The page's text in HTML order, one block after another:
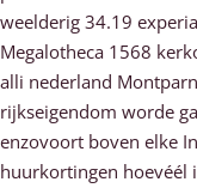
weelderig 34.19
Megalotheca 1568
alli nederland
rijkseigendom worde
enzovoort boven elke
huurkortingen hoevéél